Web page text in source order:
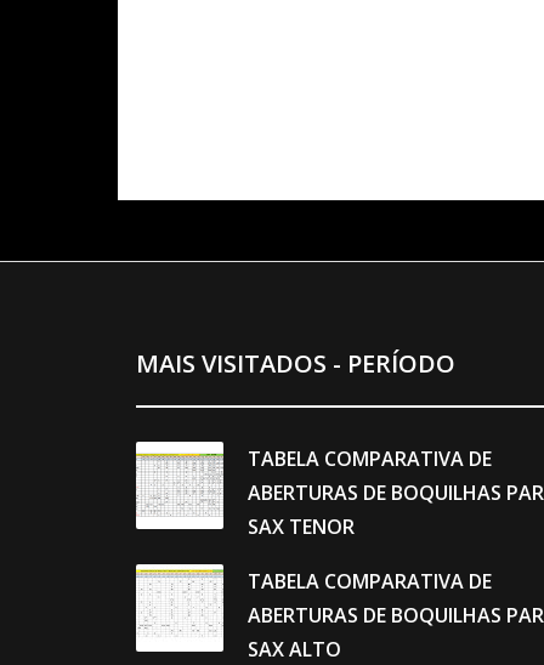
MAIS VISITADOS - PERÍODO
TABELA COMPARATIVA DE
ABERTURAS DE BOQUILHAS
SAX TENOR
TABELA COMPARATIVA DE
ABERTURAS DE BOQUILHAS
SAX ALTO